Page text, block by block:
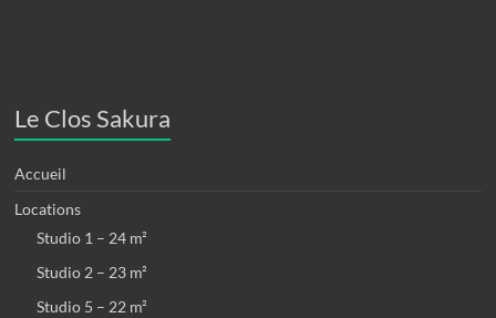
Le Clos Sakura
Accueil
Locations
Studio 1 – 24 m²
Studio 2 – 23 m²
Studio 5 – 22 m²